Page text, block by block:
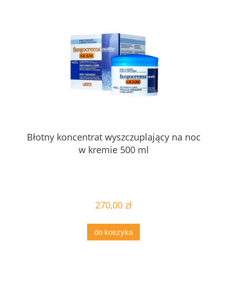
Błotny koncentrat wyszczuplający na noc
w kremie 500 ml
270,00 zł
do koszyka